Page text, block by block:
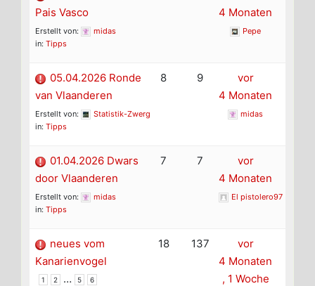
Pais Vasco
Erstellt von:
midas
in: Tipps
4 Monaten
Pepe
05.04.2026 Ronde
van Vlaanderen
Erstellt von:
Statistik-Zwerg
in: Tipps
8 9
vor
4 Monaten
midas
01.04.2026 Dwars
door Vlaanderen
Erstellt von:
midas
in: Tipps
7 7
vor
4 Monaten
El pistolero97
neues vom
Kanarienvogel
1 2 … 5 6
18 137
vor
4 Monaten
, 1 Woche